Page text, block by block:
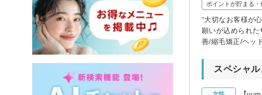
ポイントが貯まる・
“大切なお客様が
願いが込められ
善/縮毛矯正/ヘッ
スペシャ